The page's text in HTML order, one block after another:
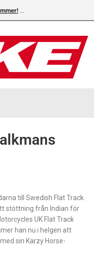
till Swedish Flat Track
stöttning från Indian för
UK Flat Track
han nu i helgen att
sin Karzy Horse-